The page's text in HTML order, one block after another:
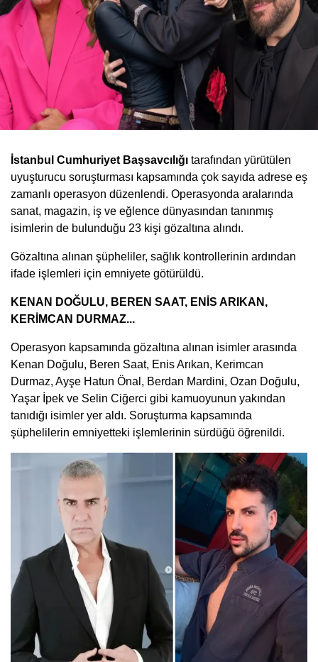
İstanbul Cumhuriyet Başsavcılığı tarafından yürütülen
uyuşturucu soruşturması kapsamında çok sayıda adrese eş
zamanlı operasyon düzenlendi. Operasyonda aralarında
sanat, magazin, iş ve eğlence dünyasından tanınmış
isimlerin de bulunduğu 23 kişi gözaltına alındı.
Gözaltına alınan şüpheliler, sağlık kontrollerinin ardından
ifade işlemleri için emniyete götürüldü.
KENAN DOĞULU, BEREN SAAT, ENİS ARIKAN,
KERİMCAN DURMAZ...
Operasyon kapsamında gözaltına alınan isimler arasında
Kenan Doğulu, Beren Saat, Enis Arıkan, Kerimcan
Durmaz, Ayşe Hatun Önal, Berdan Mardini, Ozan Doğulu,
Yaşar İpek ve Selin Ciğerci gibi kamuoyunun yakından
tanıdığı isimler yer aldı. Soruşturma kapsamında
şüphelilerin emniyetteki işlemlerinin sürdüğü öğrenildi.